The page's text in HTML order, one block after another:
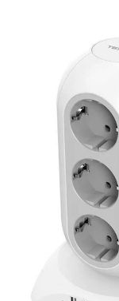
Statie de incarcare
Jucarii Copii